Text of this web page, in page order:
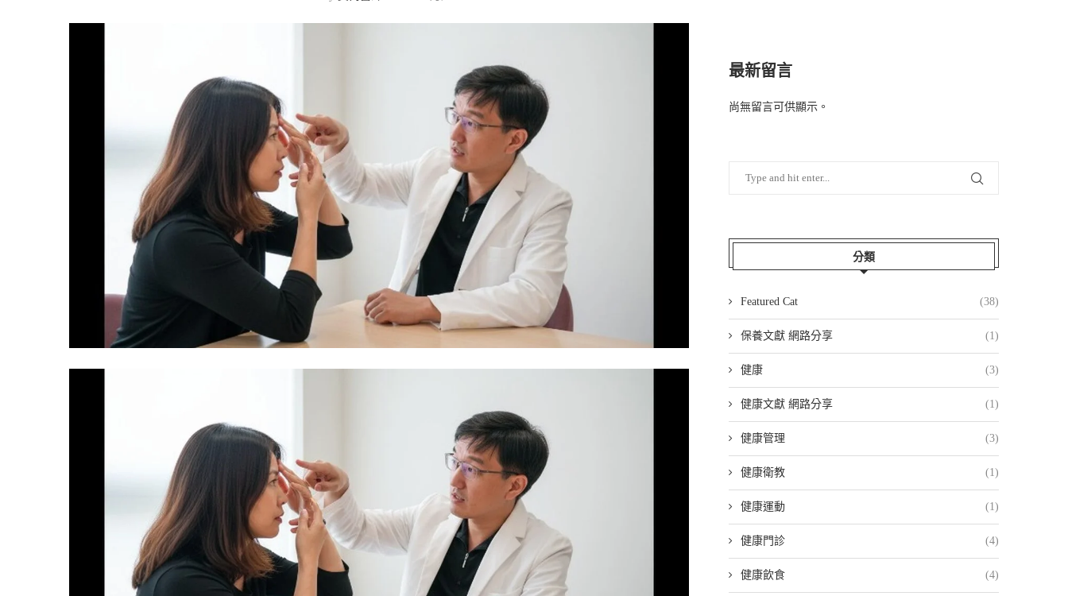
最新留言
尚無留言可供顯示。
分類
Featured Cat (38)
保養文獻 網路分享 (1)
健康 (3)
健康文獻 網路分享 (1)
健康管理 (3)
健康衛教 (1)
健康運動 (1)
健康門診 (4)
健康飲食 (4)